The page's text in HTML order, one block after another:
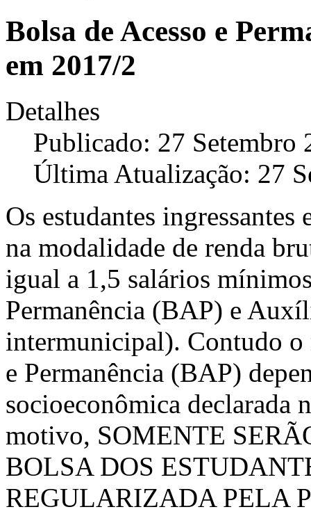
Bolsa de Acesso e
em 2017/2
Detalhes
Publicado: 27 Setembro
Última Atualização: 27
Os estudantes
na modalidade de renda
igual a 1,5 salários
Permanência (BAP) e
intermunicipal). Contudo o
e Permanência (BAP)
socioeconômica declarada
motivo, SOMENTE
BOLSA DOS
REGULARIZADA PELA